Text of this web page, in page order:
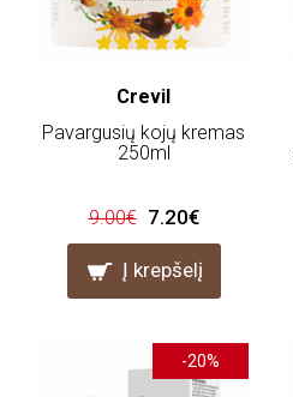
Crevil
Pavargusių kojų kremas
250ml
9.00€ 7.20€
Į krepšelį
-20%